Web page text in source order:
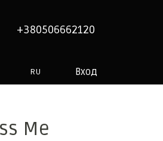
+380506662120
RU Вход
Me